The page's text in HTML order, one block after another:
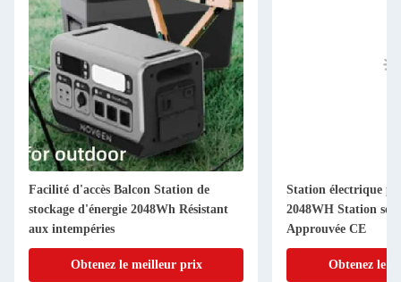
Facilité d'accès Balcon Station de
stockage d'énergie 2048Wh Résistant
aux intempéries
Obtenez le meilleur prix
Station électrique
2048WH Station
Approuvée CE
Obtenez le